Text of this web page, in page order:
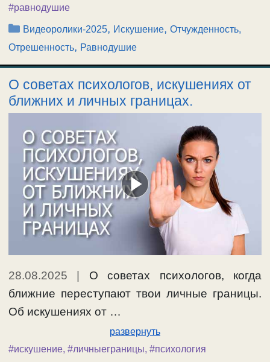
#равнодушие
Рубрики
Видеоролики-2025, Искушение,Отчужденность,
Отрешенность, Равнодушие
О советах психологов, искушениях от
ближних и личных границах.
28.08.2025 | О советах психологов, когда
ближние переступают твои личные границы.
Об искушениях от …
развернуть
#искушение, #личныеграницы, #психология